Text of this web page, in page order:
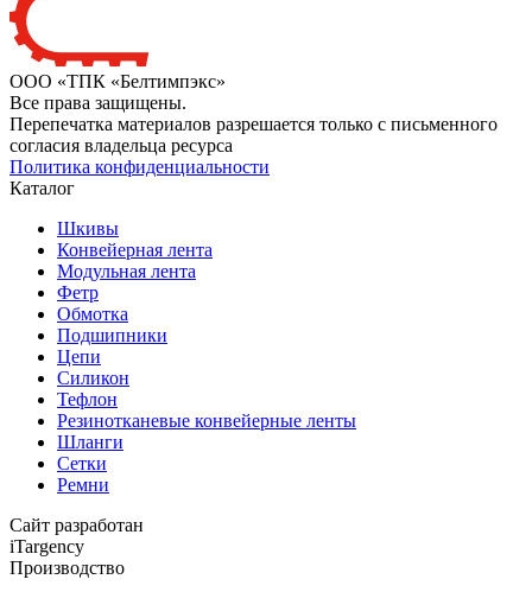
ООО «ТПК «Белтимпэкс»
Все права защищены.
Перепечатка материалов разрешается только с письменного
согласия владельца ресурса
Политика конфиденциальности
Каталог
Шкивы
Конвейерная лента
Модульная лента
Фетр
Обмотка
Подшипники
Цепи
Силикон
Тефлон
Резинотканевые конвейерные ленты
Шланги
Сетки
Ремни
Сайт разработан
iTargency
Производство